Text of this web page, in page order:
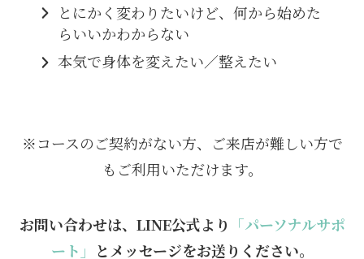
とにかく変わりたいけど、何から始めた
らいいかわからない
本気で身体を変えたい／整えたい
※コースのご契約がない方、ご来店が難しい方で
もご利用いただけます。
お問い合わせは、LINE公式より 「パーソナルサポ
ート」 とメッセージをお送りください。